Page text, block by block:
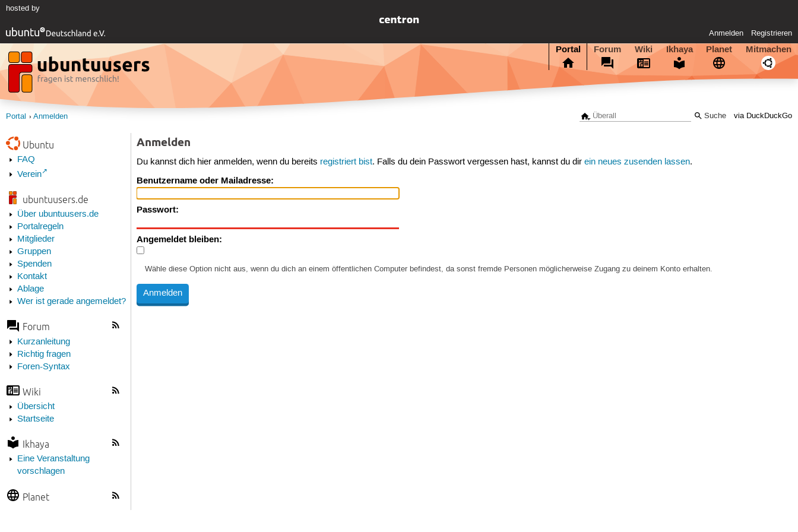
hosted by
Anmelden Registrieren
Portal Forum Wiki Ikhaya Planet Mitmachen
via DuckDuckGo
Portal Anmelden
Ubuntu
FAQ
Verein
ubuntuusers.de
Über ubuntuusers.de
Portalregeln
Mitglieder
Gruppen
Spenden
Kontakt
Ablage
Wer ist gerade angemeldet?
Forum
Kurzanleitung
Richtig fragen
Foren-Syntax
Wiki
Übersicht
Startseite
Ikhaya
Eine Veranstaltung
vorschlagen
Planet
Anmelden
Du kannst dich hier anmelden, wenn du bereits registriert bist. Falls du dein Passwort vergessen hast, kannst du direin neues zusenden lassen.
Benutzername oder Mailadresse:
Passwort:
Angemeldet bleiben:
Wähle diese Option nicht aus, wenn du dich an einem öffentlichen Computer befindest, da sonst fremde Personen möglicherweise Zugang zu deinem Konto erhalten.